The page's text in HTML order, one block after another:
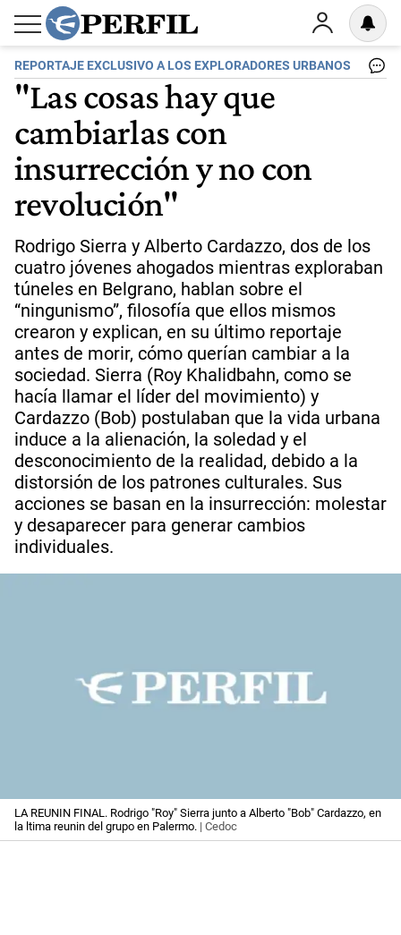
REPORTAJE EXCLUSIVO A LOS EXPLORADORES URBANOS
"Las cosas hay que
cambiarlas con
insurrección y no con
revolución"
Rodrigo Sierra y Alberto Cardazzo, dos de los
cuatro jóvenes ahogados mientras exploraban
túneles en Belgrano, hablan sobre el
“ningunismo”, filosofía que ellos mismos
crearon y explican, en su último reportaje
antes de morir, cómo querían cambiar a la
sociedad. Sierra (Roy Khalidbahn, como se
hacía llamar el líder del movimiento) y
Cardazzo (Bob) postulaban que la vida urbana
induce a la alienación, la soledad y el
desconocimiento de la realidad, debido a la
distorsión de los patrones culturales. Sus
acciones se basan en la insurrección: molestar
y desaparecer para generar cambios
individuales.
LA REUNIN FINAL. Rodrigo "Roy" Sierra junto a Alberto "Bob" Cardazzo, en
la ltima reunin del grupo en Palermo. | Cedoc